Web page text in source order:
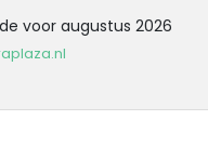
voor augustus 2026